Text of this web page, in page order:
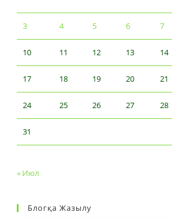
3 4 5 6 7
10 11 12 13 14
17 18 19 20 21
24 25 26 27 28
31
« Июл
Блогқа Жазылу